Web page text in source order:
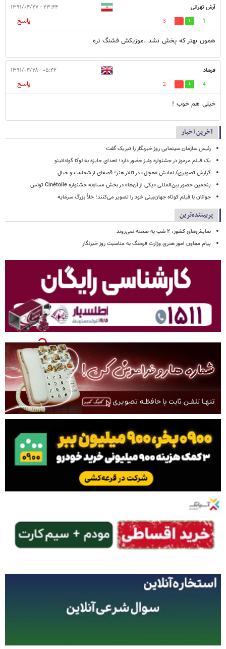
آرش تهرانی ۲۳:۴۴ - ۱۳۹۱/۰۴/۲۷
1
3
پاسخ
همون بهتر که پخش نشد .موزیکش قشنگ تره
فرهاد ۰۵:۴۲ - ۱۳۹۱/۰۴/۲۸
4
2
پاسخ
خیلی هم خوب !
آخرین اخبار
رئیس سازمان سینمایی روز خبرنگار را تبریک گفت
یک فیلم مرموز در جشنواره ونیز حضور دارد؛ اهدای جایزه به لوکا گوادانینو
گزارش تصویری/ نمایش «هچل» در تالار هنر؛ قصه‌ای از شجاعت و خیال
پنجمین حضور بین‌المللی «یکی از آن‌ها» در بخش مسابقه جشنواره Cinétoile تونس
جوانان با فیلم کوتاه جهان‌بینی خود را تصویر می‌کنند؛ خلأ بزرگ سرمایه
پربیننده‌ترین
نمایش‌های کشور، ٢ شب به صحنه نمی‌روند
پیام معاون امور هنری وزارت فرهنگ به مناسبت روز خبرنگار